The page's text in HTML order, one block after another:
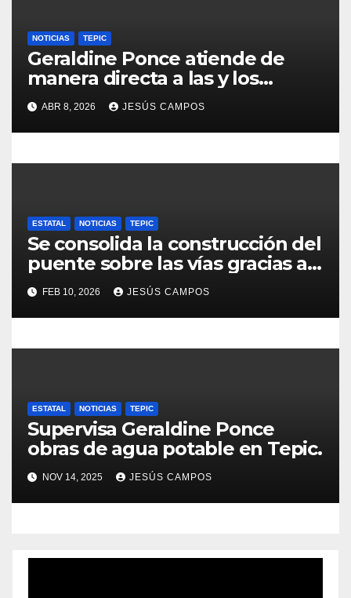
e
n
t
d
a
s
NOTICIAS TEPIC
Geraldine Ponce atiende de
manera directa a las y los
tepicenses
ABR 8, 2026 JESÚS CAMPOS
ESTATAL NOTICIAS TEPIC
Se consolida la construcción del
puente sobre las vías gracias a
gestiones de Geraldine Ponce
FEB 10, 2026 JESÚS CAMPOS
ESTATAL NOTICIAS TEPIC
Supervisa Geraldine Ponce
obras de agua potable en Tepic.
NOV 14, 2025 JESÚS CAMPOS